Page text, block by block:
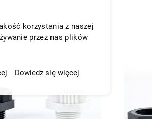
korzystania z naszej
przez nas plików
Dowiedz się więcej